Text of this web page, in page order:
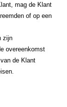
mag de Klant
of op een
zijn
overeenkomst
de Klant